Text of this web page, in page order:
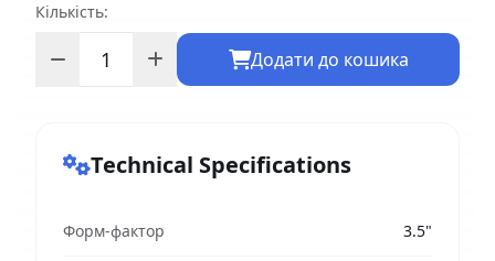
Кількість:
Додати до кошика
Technical Specifications
Форм-фактор 3.5"